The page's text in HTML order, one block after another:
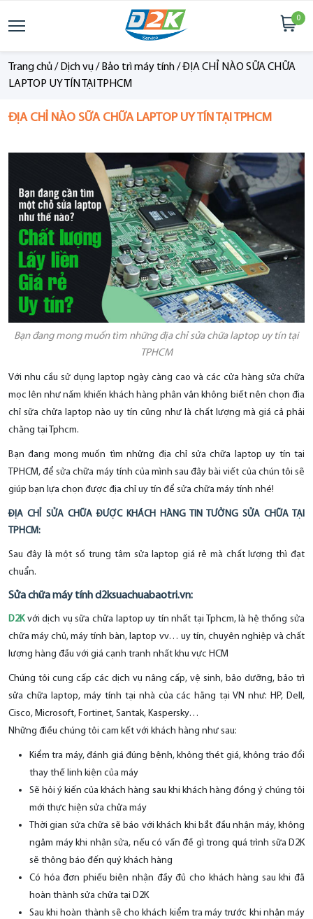
0
Trang chủ/ Dịch vụ/ Bảo trì máy tính/ĐỊA CHỈ NÀO SỮA CHỮA
LAPTOP UY TÍN TẠI TPHCM
ĐỊA CHỈ NÀO SỮA CHỮA LAPTOP UY TÍN TẠI TPHCM
Bạn đang mong muốn tìm những địa chỉ sửa chữa laptop uy tín tại
TPHCM
Với nhu cầu sử dụng laptop ngày càng cao và các cửa hàng sửa chữa
mọc lên như nấm khiến khách hàng phân vân không biết nên chọn địa
chỉ sữa chữa laptop nào uy tín cũng như là chất lượng mà giá cả phải
chăng tại Tphcm.
Bạn đang mong muốn tìm những địa chỉ sửa chữa laptop uy tín tại
TPHCM, để sửa chữa máy tính của mình sau đây bài viết của chún tôi sẽ
giúp bạn lựa chọn được địa chỉ uy tín để sửa chữa máy tính nhé!
ĐỊA CHỈ SỬA CHỮA ĐƯỢC KHÁCH HÀNG TIN TƯỞNG SỬA CHỮA TẠI
TPHCM:
Sau đây là một số trung tâm sửa laptop giá rẻ mà chất lượng thì đạt
chuẩn.
Sửa chữa máy tính d2ksuachuabaotri.vn:
D2Kvới dịch vụ sữa chữa laptop uy tín nhất tại Tphcm, là hệ thống sửa
chữa máy chủ, máy tính bàn, laptop vv… uy tín, chuyên nghiệp và chất
lượng hàng đầu với giá cạnh tranh nhất khu vực HCM
Chúng tôi cung cấp các dịch vụ nâng cấp, vệ sinh, bảo dưỡng, bảo trì
sữa chữa laptop, máy tính tại nhà của các hãng tại VN như: HP, Dell,
Cisco, Microsoft, Fortinet, Santak, Kaspersky…
Những điều chúng tôi cam kết với khách hàng như sau:
Kiểm tra máy, đánh giá đúng bệnh, không thét giá, không tráo đổi
thay thế linh kiện của máy
Sẽ hỏi ý kiến của khách hàng sau khi khách hàng đồng ý chúng tôi
mới thực hiện sửa chữa máy
Thời gian sửa chữa sẽ báo với khách khi bắt đầu nhận máy, không
ngâm máy khi nhận sửa, nếu có vấn đề gì trong quá trình sữa D2K
sẽ thông báo đến quý khách hàng
Có hóa đơn phiếu biên nhận đầy đủ cho khách hàng sau khi đã
hoàn thành sửa chữa tại D2K
Sau khi hoàn thành sẽ cho khách kiểm tra máy trước khi nhận máy